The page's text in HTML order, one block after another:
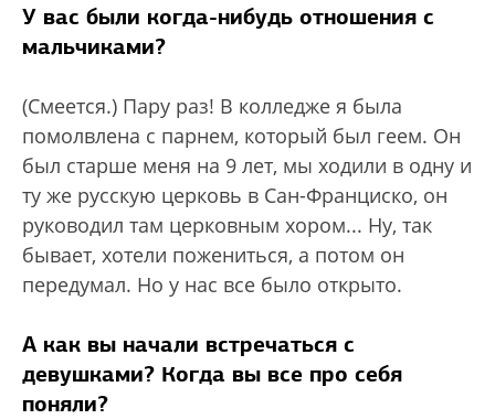
У вас были когда-нибудь отношения с
мальчиками?
(Смеется.) Пару раз! В колледже я была
помолвлена с парнем, который был геем. Он
был старше меня на 9 лет, мы ходили в одну и
ту же русскую церковь в Сан-Франциско, он
руководил там церковным хором... Ну, так
бывает, хотели пожениться, а потом он
передумал. Но у нас все было открыто.
А как вы начали встречаться с
девушками? Когда вы все про себя
поняли?